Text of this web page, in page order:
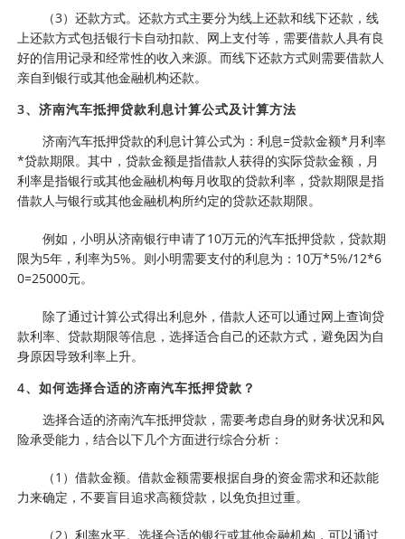
（3）还款方式。还款方式主要分为线上还款和线下还款，线
上还款方式包括银行卡自动扣款、网上支付等，需要借款人具有良
好的信用记录和经常性的收入来源。而线下还款方式则需要借款人
亲自到银行或其他金融机构还款。
3、济南汽车抵押贷款利息计算公式及计算方法
济南汽车抵押贷款的利息计算公式为：利息=贷款金额*月利率
*贷款期限。其中，贷款金额是指借款人获得的实际贷款金额，月
利率是指银行或其他金融机构每月收取的贷款利率，贷款期限是指
借款人与银行或其他金融机构所约定的贷款还款期限。
例如，小明从济南银行申请了10万元的汽车抵押贷款，贷款期
限为5年，利率为5%。则小明需要支付的利息为：10万*5%/12*6
0=25000元。
除了通过计算公式得出利息外，借款人还可以通过网上查询贷
款利率、贷款期限等信息，选择适合自己的还款方式，避免因为自
身原因导致利率上升。
4、如何选择合适的济南汽车抵押贷款？
选择合适的济南汽车抵押贷款，需要考虑自身的财务状况和风
险承受能力，结合以下几个方面进行综合分析：
（1）借款金额。借款金额需要根据自身的资金需求和还款能
力来确定，不要盲目追求高额贷款，以免负担过重。
（2）利率水平。选择合适的银行或其他金融机构，可以通过